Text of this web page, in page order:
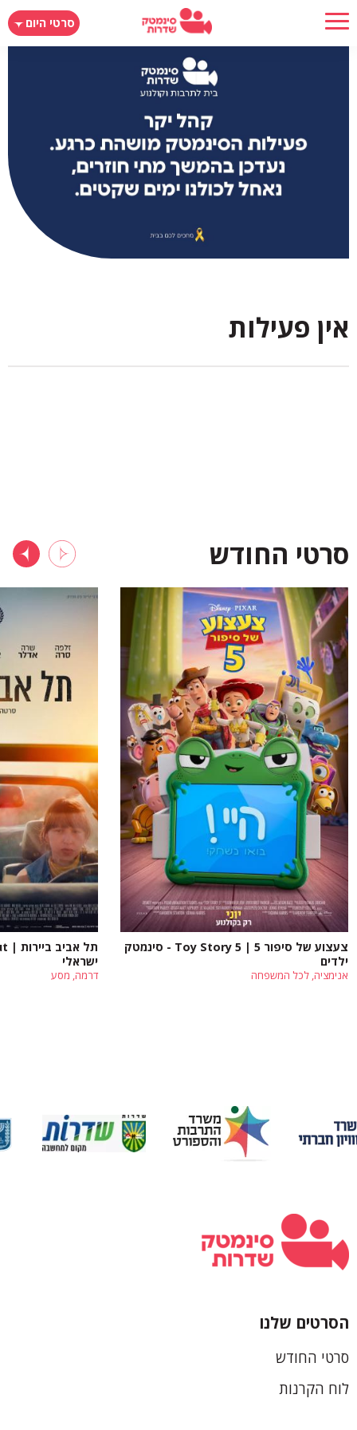
דילוג
לתוכן
העיקרי
סרטי היום
אין פעילות
סרטי החודש
צעצוע של סיפור 5 | Toy Story 5 - סינמטק
ילדים
אנימציה, לכל המשפחה
ישראלי
דרמה, מסע
תחתונה
הסרטים שלנו
סרטי החודש
לוח הקרנות